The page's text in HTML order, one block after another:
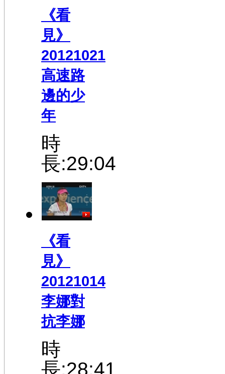
《看
見》
20121021
高速路
邊的少
年
時
長:29:04
《看
見》
20121014
李娜對
抗李娜
時
長:28:41